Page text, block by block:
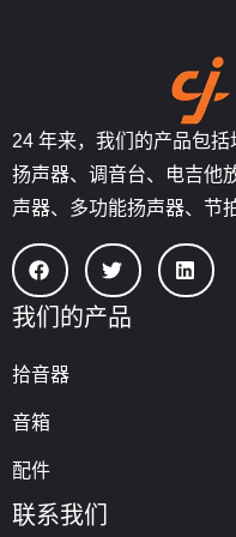
24 年来，我们的产品包
扬声器、调音台、电吉他
声器、多功能扬声器、节
我们的产品
拾音器
音箱
配件
联系我们